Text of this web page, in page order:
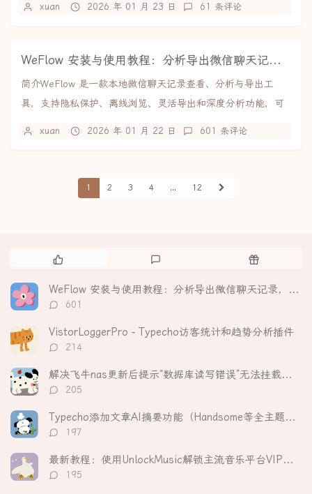
xuan 2026 年 01 月 23 日 61 条评论
WeFlow 安装与使用教程：分析导出微信聊天记录，生成可视化年度报告
简介WeFlow 是一款本地微信聊天记录查看、分析与导出工
具，支持隐私保护、离线浏览、灵活导出和深度分析功能，可
xuan 2026 年 01 月 22 日 601 条评论
1 2 3 4 ... 12
热
文
章
评
随
文
WeFlow 安装与使用教程：分析导出微信聊天记录，生成可视化年度报告
评
数：
601
VistorLoggerPro - Typecho访客统计和趋势分析插件
评
数：
214
解决飞牛nas更新后提示“数据库读写错误”无法挂载硬盘
评
数：
205
Typecho添加文章AI摘要功能（Handsome等全主题适配）
评
数：
197
最新教程：使用UnlockMusic解锁主流音乐平台VIP歌曲的加密保护
评
195